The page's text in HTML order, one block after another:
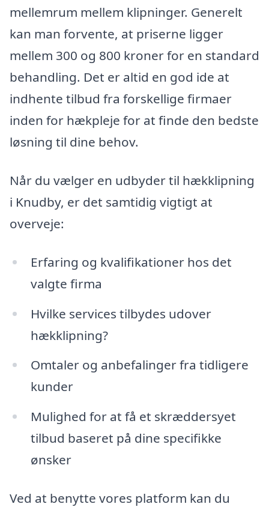
mellemrum mellem klipninger. Generelt
kan man forvente, at priserne ligger
mellem 300 og 800 kroner for en standard
behandling. Det er altid en god ide at
indhente tilbud fra forskellige firmaer
inden for hækpleje for at finde den bedste
løsning til dine behov.
Når du vælger en udbyder til hækklipning
i Knudby, er det samtidig vigtigt at
overveje:
Erfaring og kvalifikationer hos det
valgte firma
Hvilke services tilbydes udover
hækklipning?
Omtaler og anbefalinger fra tidligere
kunder
Mulighed for at få et skræddersyet
tilbud baseret på dine specifikke
ønsker
Ved at benytte vores platform kan du